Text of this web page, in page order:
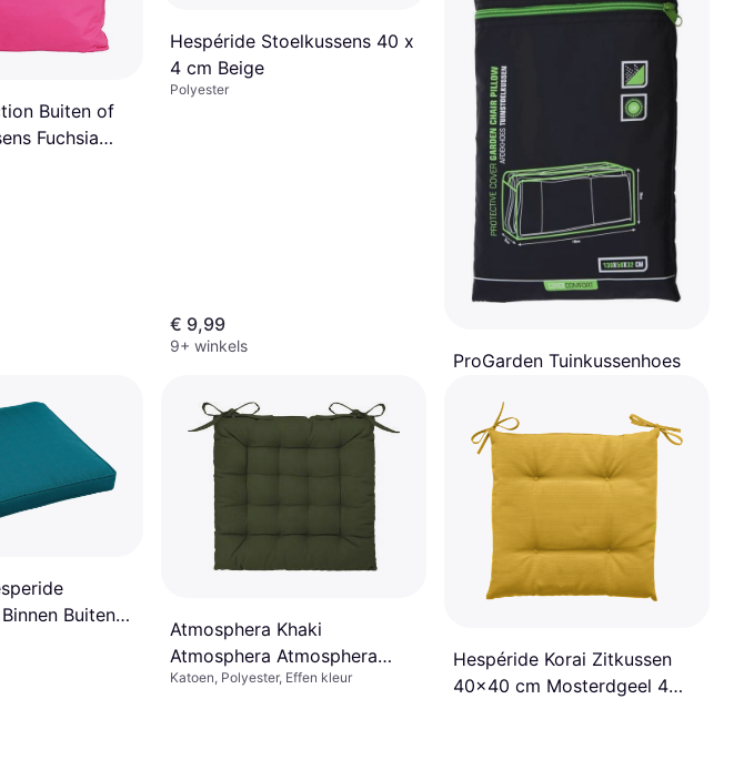
Buiten of
Fuchsia
Hespéride Stoelkussens 40 x
4 cm Beige
Polyester
€ 9,99
9+ winkels
ProGarden Tuinkussenhoes
Polyester
€ 11,99
9+ winkels
Buiten
Atmosphera Khaki
Atmosphera Atmosphera
Stoelkussen 38x38 cm
Katoen, Polyester, Effen kleur
Hespéride Korai Zitkussen
40x40 cm Mosterdgeel 4